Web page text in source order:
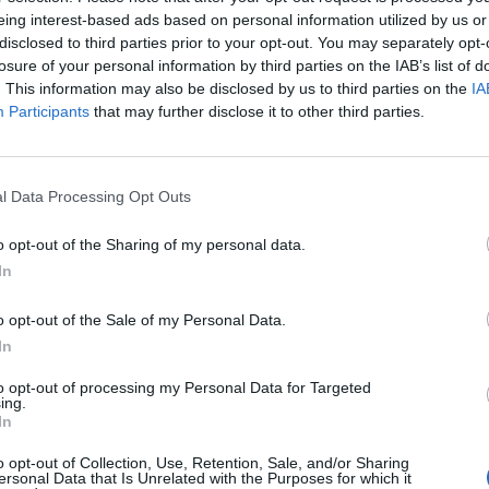
interest-based ads based on personal information utilized by us
to third parties prior to your opt-out. You may separately
of your personal information by third parties on the IAB’s list of
This information may also be disclosed by us to third parties on the
Participants that may further disclose it to other third parties.
Data Processing Opt Outs
opt-out of the Sharing of my personal data.
opt-out of the Sale of my Personal Data.
opt-out of processing my Personal Data for Targeted
opt-out of Collection, Use, Retention, Sale, and/or Sharing
Data that Is Unrelated with the Purposes for which it
ATUALIDADE 4 anos atrás
Condições “de excelência” permitem a
Viana do Castelo receber L’Étape
outubro
Viana do Castelo acolhe, dias 1 e 2 de outubro, a
primeira edição da L’Étape Portugal, um evento de
ciclismo para todos com a chancela oficial...
edição da L’Étape Portugal by Tour de
Viana do Castelo, no âmbito da Cidade Europeia do